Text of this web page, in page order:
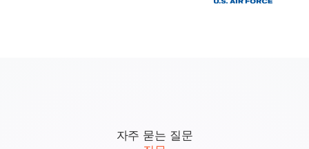
자주 묻는 질문